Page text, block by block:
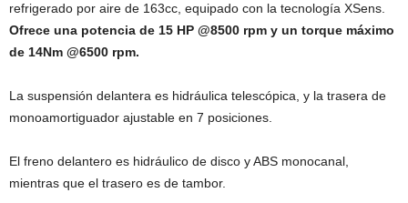
refrigerado por aire de 163cc, equipado con la tecnología XSens.
Ofrece una potencia de 15 HP @8500 rpm y un torque máximo
de 14Nm @6500 rpm.
La suspensión delantera es hidráulica telescópica, y la trasera de
monoamortiguador ajustable en 7 posiciones.
El freno delantero es hidráulico de disco y ABS monocanal,
mientras que el trasero es de tambor.